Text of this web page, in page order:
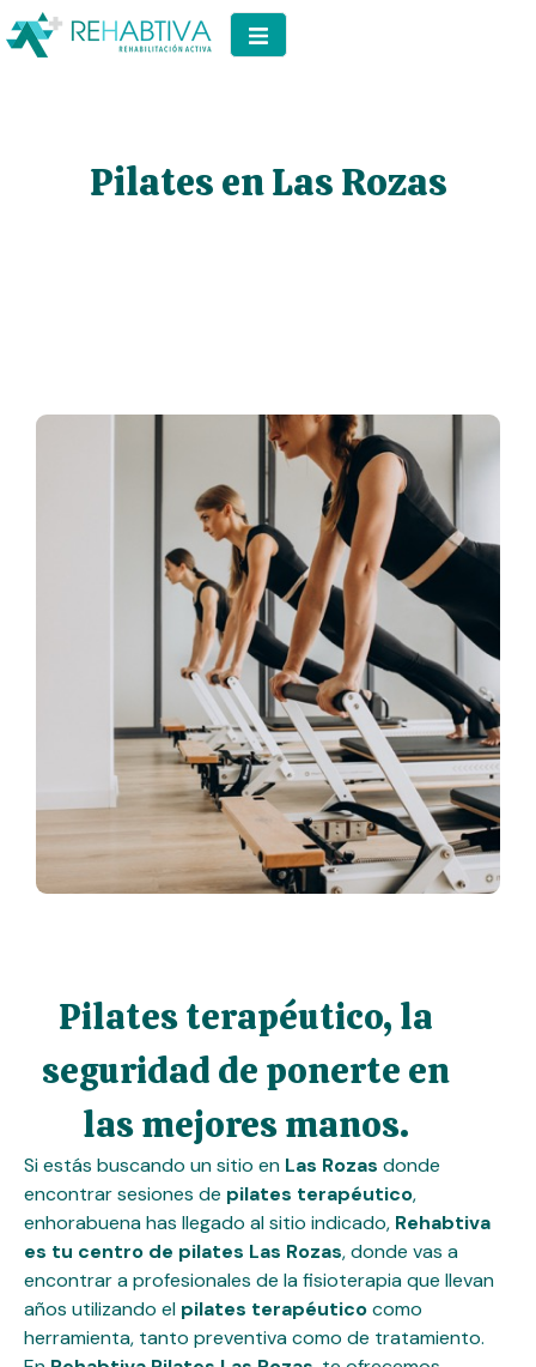
Pilates en Las Rozas
Pilates terapéutico, la
seguridad de ponerte en
las mejores manos.
Si estás buscando un sitio en Las Rozas donde
encontrar sesiones de pilates terapéutico,
enhorabuena has llegado al sitio indicado, Rehabtiva
es tu centro de pilates Las Rozas, donde vas a
encontrar a profesionales de la fisioterapia que llevan
años utilizando el pilates terapéuticocomo
herramienta, tanto preventiva como de tratamiento.